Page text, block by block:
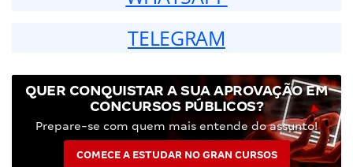
TELEGRAM
QUER CONQUISTAR A SUA APROVAÇÃO EM
CONCURSOS PÚBLICOS?
Prepare-se com quem mais entende do assunto!
COMECE A ESTUDAR NO GRAN CURSOS